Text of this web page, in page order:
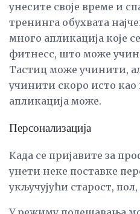
унесите своје време и
тренинга обухвата
много апликација које
фитнесс, што може
Тастиц може учинити,
учинити скоро исто
апликација може.
Персонализација
Када се пријавите за
унети неке поставке
укључујући старост,